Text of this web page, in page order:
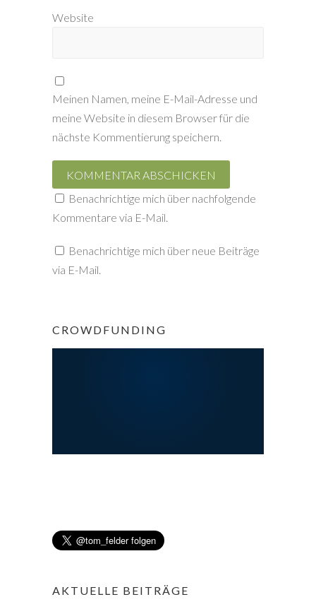
Website
Meinen Namen, meine E-Mail-Adresse und
meine Website in diesem Browser für die
nächste Kommentierung speichern.
Benachrichtige mich über nachfolgende
Kommentare via E-Mail.
Benachrichtige mich über neue Beiträge
via E-Mail.
CROWDFUNDING
AKTUELLE BEITRÄGE